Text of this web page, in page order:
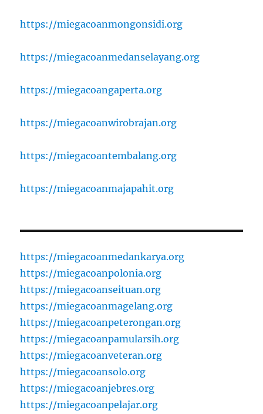
https://miegacoanmongonsidi.org
https://miegacoanmedanselayang.org
https://miegacoangaperta.org
https://miegacoanwirobrajan.org
https://miegacoantembalang.org
https://miegacoanmajapahit.org
https://miegacoanmedankarya.org
https://miegacoanpolonia.org
https://miegacoanseituan.org
https://miegacoanmagelang.org
https://miegacoanpeterongan.org
https://miegacoanpamularsih.org
https://miegacoanveteran.org
https://miegacoansolo.org
https://miegacoanjebres.org
https://miegacoanpelajar.org